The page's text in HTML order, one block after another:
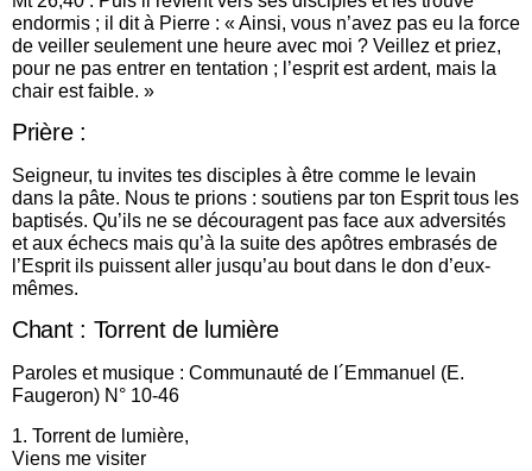
endormis ; il dit à Pierre : « Ainsi, vous n’avez pas eu la force
de veiller seulement une heure avec moi ? Veillez et priez,
pour ne pas entrer en tentation ; l’esprit est ardent, mais la
chair est faible. »
Prière :
Seigneur, tu invites tes disciples à être comme le levain
dans la pâte. Nous te prions : soutiens par ton Esprit tous les
baptisés. Qu’ils ne se découragent pas face aux adversités
et aux échecs mais qu’à la suite des apôtres embrasés de
l’Esprit ils puissent aller jusqu’au bout dans le don d’eux-
mêmes.
Chant : Torrent de lumière
Paroles et musique : Communauté de l´Emmanuel (E.
Faugeron) N° 10-46
1. Torrent de lumière,
Viens me visiter